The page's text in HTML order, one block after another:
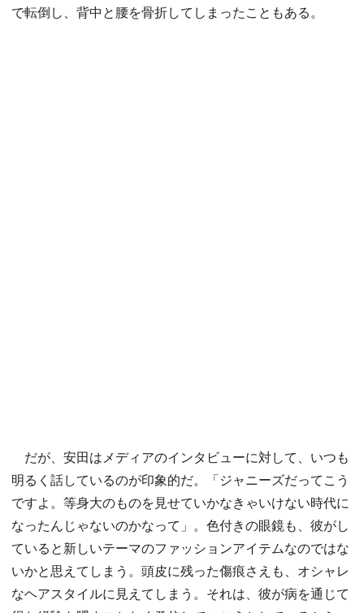
で転倒し、背中と腰を骨折してしまったこともある。
だが、安田はメディアのインタビューに対して、いつも
明るく話しているのが印象的だ。「ジャニーズだってこう
ですよ。等身大のものを見せていかなきゃいけない時代に
なったんじゃないのかなって」。色付きの眼鏡も、彼がし
ていると新しいテーマのファッションアイテムなのではな
いかと思えてしまう。頭皮に残った傷痕さえも、オシャレ
なヘアスタイルに見えてしまう。それは、彼が病を通じて